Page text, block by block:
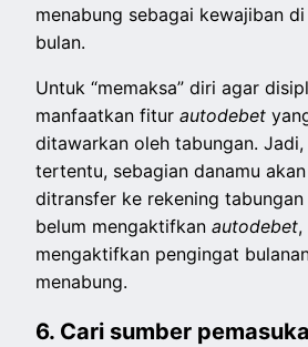
menabung sebagai kewajiban
bulan.
Untuk “memaksa” diri agar
manfaatkan fiturautodebet
ditawarkan oleh tabungan.
tertentu, sebagian danamu
ditransfer ke rekening tabungan
belum mengaktifkanautodebet,
mengaktifkan pengingat
menabung.
6. Cari sumber